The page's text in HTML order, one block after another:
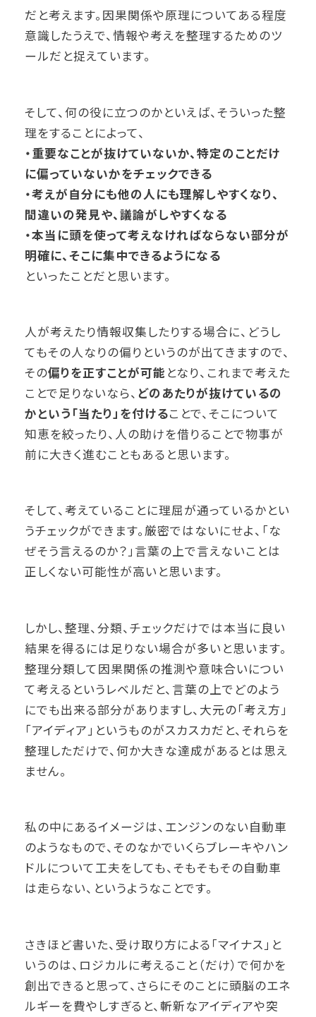
だと考えます。因果関係や原理についてある程度
意識したうえで、情報や考えを整理するためのツ
ールだと捉えています。
そして、何の役に立つのかといえば、そういった整
理をすることによって、
・重要なことが抜けていないか、特定のことだけ
に偏っていないかをチェックできる
・考えが自分にも他の人にも理解しやすくなり、
間違いの発見や、議論がしやすくなる
・本当に頭を使って考えなければならない部分が
明確に、そこに集中できるようになる
といったことだと思います。
人が考えたり情報収集したりする場合に、どうし
てもその人なりの偏りというのが出てきますので、
その偏りを正すことが可能 となり、これまで考えた
ことで足りないなら、 どのあたりが抜けているの
かという「当たり」を付けることで、そこについて
知恵を絞ったり、人の助けを借りることで物事が
前に大きく進むこともあると思います。
そして、考えていることに理屈が通っているかとい
うチェックができます。厳密ではないにせよ、「な
ぜそう言えるのか？」言葉の上で言えないことは
正しくない可能性が高いと思います。
しかし、整理、分類、チェックだけでは本当に良い
結果を得るには足りない場合が多いと思います。
整理分類して因果関係の推測や意味合いについ
て考えるというレベルだと、言葉の上でどのよう
にでも出来る部分がありますし、大元の「考え方」
「アイディア」というものがスカスカだと、それらを
整理しただけで、何か大きな達成があるとは思え
ません。
私の中にあるイメージは、エンジンのない自動車
のようなもので、そのなかでいくらブレーキやハン
ドルについて工夫をしても、そもそもその自動車
は走らない、というようなことです。
さきほど書いた、受け取り方による「マイナス」と
いうのは、ロジカルに考えること（だけ）で何かを
創出できると思って、さらにそのことに頭脳のエネ
ルギーを費やしすぎると、斬新なアイディアや突